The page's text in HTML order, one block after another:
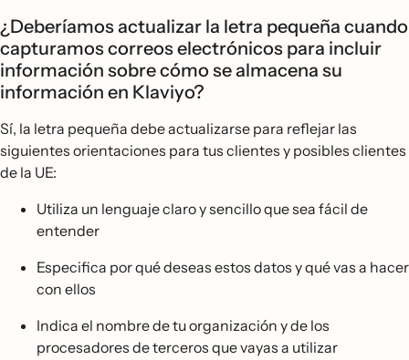
¿Deberíamos actualizar la letra pequeña cuando
capturamos correos electrónicos para incluir
información sobre cómo se almacena su
información en Klaviyo?
Sí, la letra pequeña debe actualizarse para reflejar las
siguientes orientaciones para tus clientes y posibles clientes
de la UE:
Utiliza un lenguaje claro y sencillo que sea fácil de
entender
Especifica por qué deseas estos datos y qué vas a hacer
con ellos
Indica el nombre de tu organización y de los
procesadores de terceros que vayas a utilizar